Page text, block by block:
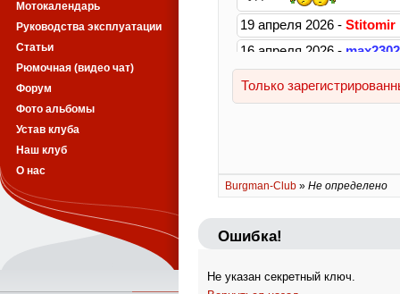
Burgman-Club » Не определено
Ошибка!
Не указан секретный ключ.
Мотокалендарь
Руководства эксплуатации
Статьи
Рюмочная (видео чат)
Форум
Фото альбомы
Устав клуба
Наш клуб
О нас